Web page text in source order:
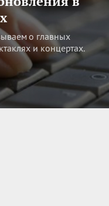
о главных
и концертах.